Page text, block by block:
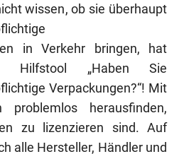
wissen, ob sie überhaupt
in Verkehr bringen, hat
Hilfstool „Haben Sie
Verpackungen?“! Mit
herausfinden,
zu lizenzieren sind. Auf
alle Hersteller, Händler und